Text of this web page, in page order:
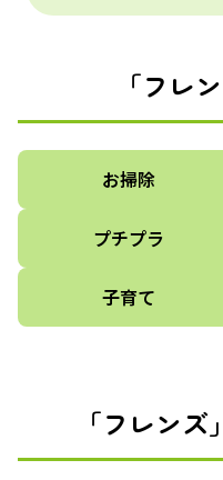
「フレ
お掃除
プチプラ
子育て
「フレン